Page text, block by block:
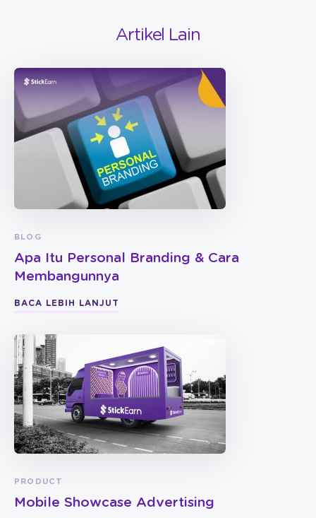
Artikel Lain
BLOG
Apa Itu Personal Branding & Cara
Membangunnya
BACA LEBIH LANJUT
PRODUCT
Mobile Showcase Advertising